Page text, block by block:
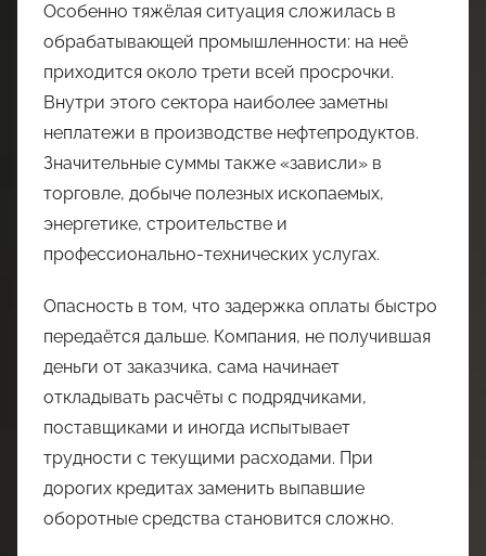
Особенно тяжёлая ситуация сложилась в
обрабатывающей промышленности: на неё
приходится около трети всей просрочки.
Внутри этого сектора наиболее заметны
неплатежи в производстве нефтепродуктов.
Значительные суммы также «зависли» в
торговле, добыче полезных ископаемых,
энергетике, строительстве и
профессионально-технических услугах.
Опасность в том, что задержка оплаты быстро
передаётся дальше. Компания, не получившая
деньги от заказчика, сама начинает
откладывать расчёты с подрядчиками,
поставщиками и иногда испытывает
трудности с текущими расходами. При
дорогих кредитах заменить выпавшие
оборотные средства становится сложно.